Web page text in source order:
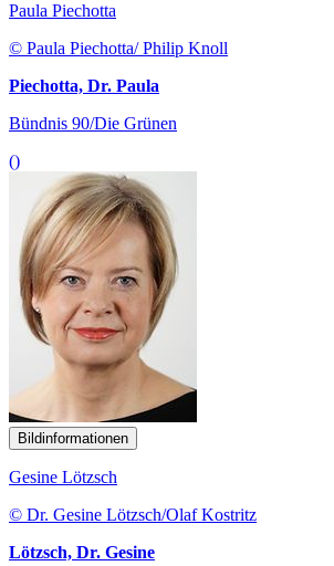
Paula Piechotta
© Paula Piechotta/ Philip Knoll
Piechotta, Dr. Paula
Bündnis 90/Die Grünen
()
Bildinformationen
Gesine Lötzsch
© Dr. Gesine Lötzsch/Olaf Kostritz
Lötzsch, Dr. Gesine